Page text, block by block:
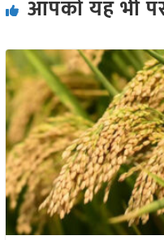
आपको यह भी